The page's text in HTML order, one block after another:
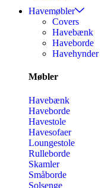
Havemøbler
Covers
Havebænk
Haveborde
Havehynder
Møbler
Havebænk
Haveborde
Havestole
Havesofaer
Loungestole
Rulleborde
Skamler
Småborde
Solsenge